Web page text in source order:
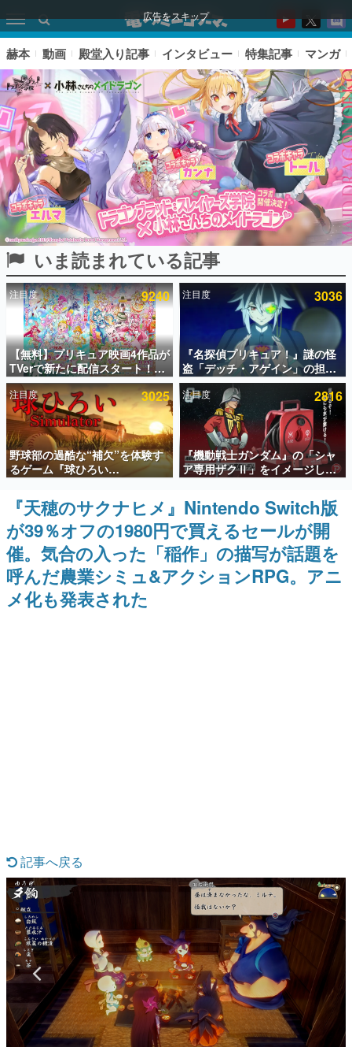
広告をスキップ
ピックアップ
電ファミのいま読まれている記事ランキング
アプリセール情報
インタビュー
連載・特集一覧
殿堂入り記事
SNS拡散数が数千以上！ ページビュー数万以上！ などな
ど。多くの人々に読まれた、電ファミ渾身の“殿堂入り”記
事をまとめました。
ゲームの企画書
名作ゲームクリエイターの方々に製作時のエピソードをお
聞きし、ヒットする企画（ゲーム）とは何か？を探ってい
きます。
赫本
この物語を解いてはいけない。『赫本』は、〈試験問題〉
の形をした短編ホラー小説集です。
なんでゲームは面白い？
ゲーム開発者・hamatsu氏がゲームの魅力を画面や操作の
具体的な形から解き明かしていく、硬派で骨太な評論連載
ゲームが変えた日本語
「経験値」「裏技」「ラスボス」… ゲームにまつわる言葉
の起源や用法の変遷を、コンピューター文化史研究家・タ
イニーP氏が徹底調査。
カテゴリ
赫本 動画 殿堂入り記事 インタビュー 特集記事 マンガ
いま読まれている記事
注目度 9240
【無料】プリキュア映画4作品が
TVerで新たに配信スタート！な
んと2018年～2024年の映画ほぼ
すべてが見放題に、ぶっちゃけ
ありえないラインナップ
注目度 3036
『名探偵プリキュア！』謎の怪
盗「デッチ・アゲイン」の担当
キャストは天﨑滉平さんと判
明。『Re:ゼロから始める異世
界生活』オットー役、『ヒプノ
シスマイク』山田三郎役など
注目度 3025
野球部の過酷な“補欠”を体験す
るゲーム『球ひろい
Simulator』が「1件」のウィッ
シュリストをもとにチェコ語に
対応しSNSで話題に。『キング
ダム・カム』開発元やチェコの
プロ野球選手から称賛の声
注目度 2816
『機動戦士ガンダム』の「シャ
ア専用ザクⅡ」をイメージした
散水ホースリールが予約開始。
本体にはシャアのパーソナルマ
ークやジオン公国軍のエンブレ
ム、型式番号などを配置
『天穂のサクナヒメ』Nintendo Switch版
が39％オフの1980円で買えるセールが開
催。気合の入った「稲作」の描写が話題を
呼んだ農業シミュ&アクションRPG。アニ
メ化も発表された
記事へ戻る